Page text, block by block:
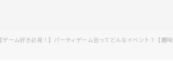
【ゲーム好き必見！】パーティゲーム会ってどんなイベント？【趣味